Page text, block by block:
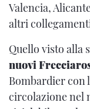
Valencia,
altri
Quello visto alla
nuovi
Bombardier con
circolazione nel